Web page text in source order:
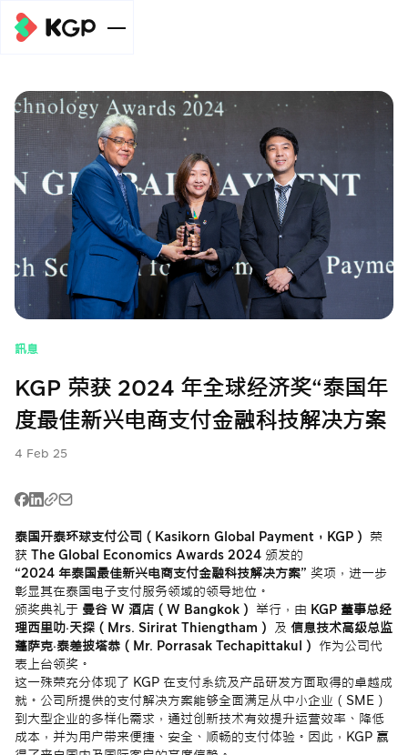
个人级别
元宇宙支付
(Meta Pay)服
Meta广告费支
付服务
中小企业级
别
元宇宙支付
(Meta Pay)服
务
自动扣款服务
电子钱包支付
泰国二维码支付
(Thai QR /
PromptPay)
P2P 转账服务
手机银行收款服
务
在线分期付款系
统
付款分发服务
(Payouts)
Meta广告费支
付服务
组织级别
元宇宙支付
(Meta Pay)服
自动扣款服务
收款服务，使用
(Thai QR /
PromptPay)
P2P 转账服务
手机银行收款服
务
在线分期付款系
统
付款分发服务
(Payouts)
服务
开泰全球支付
(KGP)在线收
款系统服务
元宇宙支付
(Meta Pay)服
务
自动扣款服务
务
泰国二维码支付
(Thai QR /
PromptPay)
提升企业信誉
Meta广告费支
付服务
收款服务，使用
电子钱包支付
在线分期付款系
统
P2P 转账服务
汇总金额并划
转至关联账户
付款分发服务
新闻/文章
帮助
促销
关于我们
中文
訊息
KGP 荣获 2024 年全球经济奖“泰国年
度最佳新兴电商支付金融科技解决方案
4 Feb 25
泰国开泰环球支付公司（Kasikorn Global Payment，KGP） 荣
获 The Global Economics Awards 2024 颁发的
“2024 年泰国最佳新兴电商支付金融科技解决方案” 奖项，进一步
彰显其在泰国电子支付服务领域的领导地位。
颁奖典礼于 曼谷 W 酒店（W Bangkok） 举行，由 KGP 董事总经
理西里叻·天探（Mrs. Sirirat Thiengtham） 及 信息技术高级总监
蓬萨克·泰差披塔恭（Mr. Porrasak Techapittakul） 作为公司代
表上台领奖。
这一殊荣充分体现了 KGP 在支付系统及产品研发方面取得的卓越成
就。公司所提供的支付解决方案能够全面满足从中小企业（SME）
到大型企业的多样化需求，通过创新技术有效提升运营效率、降低
成本，并为用户带来便捷、安全、顺畅的支付体验。因此，KGP 赢